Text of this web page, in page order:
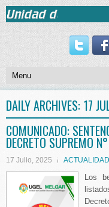
DAILY ARCHIVES: 17
COMUNICADO:
DECRETO SUPREMO
17 Julio, 2025 ACTUALIDAD
Los